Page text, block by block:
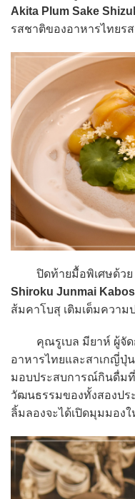
Akita Plum Sake
รสชาติของอาหารไทยร
ปิดท้ายมื้อพิเศษด้วย
Shiroku Junmai
ส้มคาโบสุ เติมเต็มความ
คุณรูเบล มียาห์ ผู้จัดก
อาหารไทยและสาเกญี่ปุ่
มอบประสบการณ์กินดื่ม
วัฒนธรรมของทั้งสองปร
ลิ้มลองจะได้เปิดมุมมอง